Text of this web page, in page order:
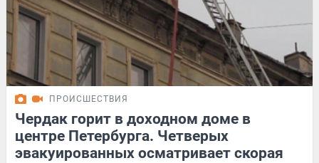
ПРОИСШЕСТВИЯ
Чердак горит в доходном доме в
центре Петербурга. Четверых
эвакуированных осматривает скорая